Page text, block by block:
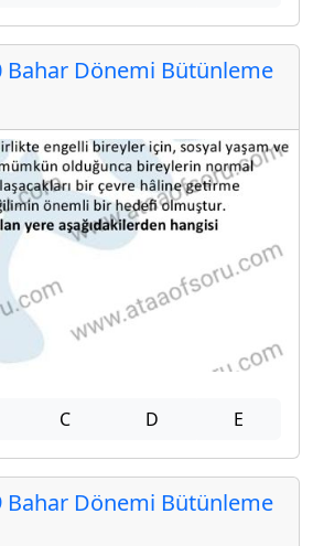
Bahar Dönemi Bütünleme
C D E
Bahar Dönemi Bütünleme